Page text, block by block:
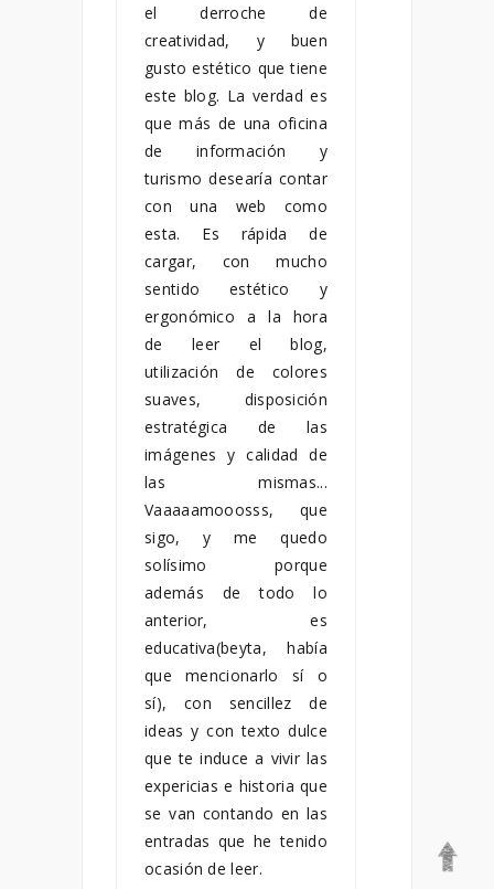
el derroche de
creatividad, y buen
gusto estético que tiene
este blog. La verdad es
que más de una oficina
de información y
turismo desearía contar
con una web como
esta. Es rápida de
cargar, con mucho
sentido estético y
ergonómico a la hora
de leer el blog,
utilización de colores
suaves, disposición
estratégica de las
imágenes y calidad de
las mismas...
Vaaaaamooosss, que
sigo, y me quedo
solísimo porque
además de todo lo
anterior, es
educativa(beyta, había
que mencionarlo sí o
sí), con sencillez de
ideas y con texto dulce
que te induce a vivir las
expericias e historia que
se van contando en las
entradas que he tenido
ocasión de leer.